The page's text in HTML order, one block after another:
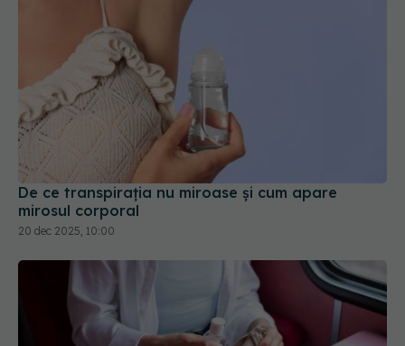
De ce transpirația nu miroase și cum apare
mirosul corporal
20 dec 2025, 10:00